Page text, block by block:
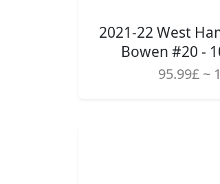
2021-22 West
Bowen #20 -
95.99£ ~